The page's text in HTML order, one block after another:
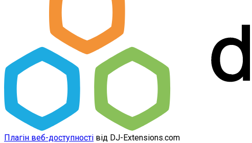
Плагін веб-доступності від DJ-Extensions.com